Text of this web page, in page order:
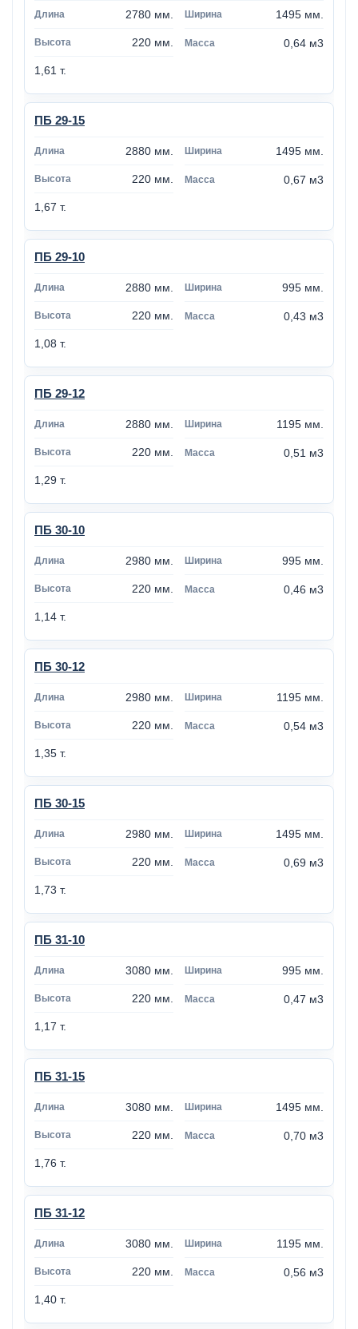
2780 мм. 1495 мм.
220 мм. 0,64 м3
1,61 т.
ПБ 29-15
2880 мм. 1495 мм.
220 мм. 0,67 м3
1,67 т.
ПБ 29-10
2880 мм. 995 мм.
220 мм. 0,43 м3
1,08 т.
ПБ 29-12
2880 мм. 1195 мм.
220 мм. 0,51 м3
1,29 т.
ПБ 30-10
2980 мм. 995 мм.
220 мм. 0,46 м3
1,14 т.
ПБ 30-12
2980 мм. 1195 мм.
220 мм. 0,54 м3
1,35 т.
ПБ 30-15
2980 мм. 1495 мм.
220 мм. 0,69 м3
1,73 т.
ПБ 31-10
3080 мм. 995 мм.
220 мм. 0,47 м3
1,17 т.
ПБ 31-15
3080 мм. 1495 мм.
220 мм. 0,70 м3
1,76 т.
ПБ 31-12
3080 мм. 1195 мм.
220 мм. 0,56 м3
1,40 т.